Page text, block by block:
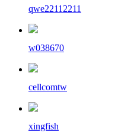
qwe22112211
w038670
cellcomtw
xingfish